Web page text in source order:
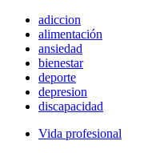
adiccion
alimentación
ansiedad
bienestar
deporte
depresion
discapacidad
Vida profesional